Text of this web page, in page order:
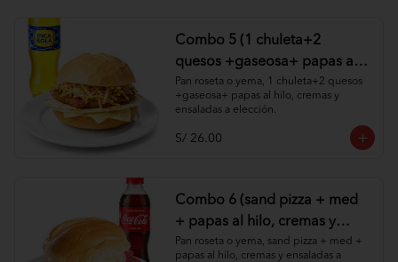
Combo 5 (1 chuleta+2
quesos +gaseosa+ papas al
hilo, cremas y ensaladas )
Pan roseta o yema, 1 chuleta+2 quesos
+gaseosa+ papas al hilo, cremas y
ensaladas a elección.
S/ 26.00
Combo 6 (sand pizza + med
+ papas al hilo, cremas y
ensaladas )
Pan roseta o yema, sand pizza + med +
papas al hilo, cremas y ensaladas a